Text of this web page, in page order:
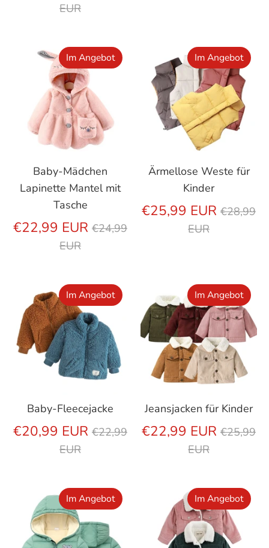
EUR
Baby-Mädchen
Lapinette Mantel mit
Tasche
€22,99 EUR Regulärer
€24,99
EUR
Im Angebot
Ärmellose Weste für
Kinder
€25,99 EUR €28,99
EUR
Im Angebot
Baby-Fleecejacke
€20,99 EUR Regulärer
€22,99
EUR
Im Angebot
Jeansjacken für Kinder
€22,99 EUR €25,99
EUR
Im Angebot
Im Angebot Im Angebot